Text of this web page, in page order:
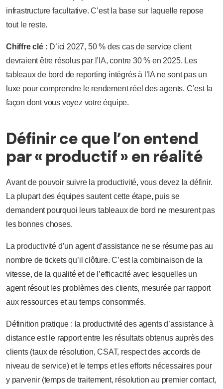
infrastructure facultative. C’est la base sur laquelle repose
tout le reste.
Chiffre clé : D’ici 2027, 50 % des cas de service client
devraient être résolus par l’IA, contre 30 % en 2025. Les
tableaux de bord de reporting intégrés à l’IA ne sont pas un
luxe pour comprendre le rendement réel des agents. C’est la
façon dont vous voyez votre équipe.
Définir ce que l’on entend
par « productif » en réalité
Avant de pouvoir suivre la productivité, vous devez la définir.
La plupart des équipes sautent cette étape, puis se
demandent pourquoi leurs tableaux de bord ne mesurent pas
les bonnes choses.
La productivité d’un agent d’assistance ne se résume pas au
nombre de tickets qu’il clôture. C’est la combinaison de la
vitesse, de la qualité et de l’efficacité avec lesquelles un
agent résout les problèmes des clients, mesurée par rapport
aux ressources et au temps consommés.
Définition pratique : la productivité des agents d’assistance à
distance est le rapport entre les résultats obtenus auprès des
clients (taux de résolution, CSAT, respect des accords de
niveau de service) et le temps et les efforts nécessaires pour
y parvenir (temps de traitement, résolution au premier contact,